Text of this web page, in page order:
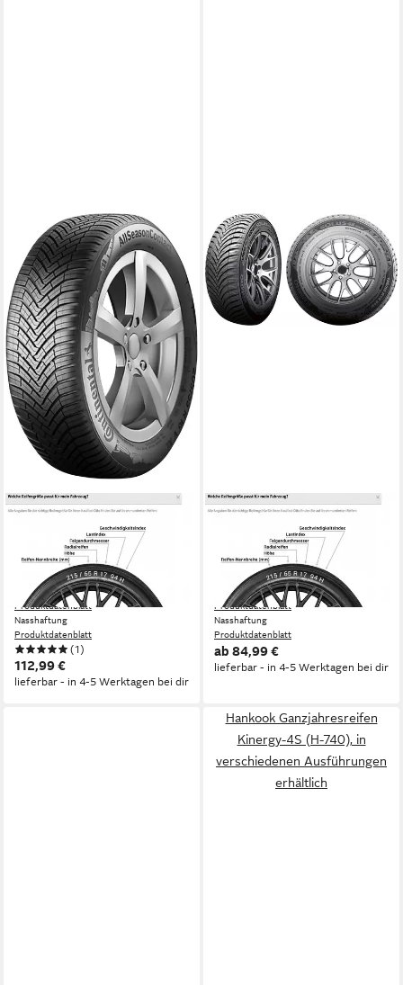
CONTINENTAL
Ganzjahresreifen
ALLSEASONCONTACT,
165/70 R14 85T
Kraftstoffeffizienz
Produktdatenblatt
Nasshaftung
Produktdatenblatt
(1)
112,99 €
lieferbar - in 4-5 Werktagen bei dir
KUMHO
Ganzjahresreifen HA 32, in
verschiedenen Ausführungen
erhältlich
Kraftstoffeffizienz
Produktdatenblatt
Nasshaftung
Produktdatenblatt
ab 84,99 €
lieferbar - in 4-5 Werktagen bei dir
Hankook Ganzjahresreifen
Kinergy-4S (H-740), in
verschiedenen Ausführungen
erhältlich